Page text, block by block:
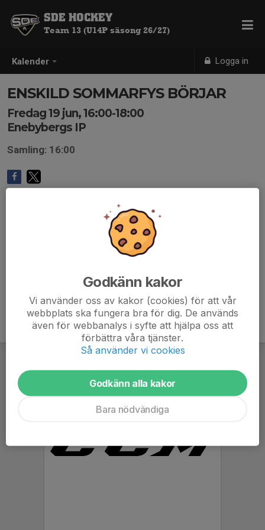
Kalender Logga in
SDE HOCKEY
Team 13 (U14P säsong 26/27)
ENSKILD SOMMARFYS BÖRJAR
Fredag 19 jun, 16:00-18:00
Enebybergs IP
Samling: 16:00
Godkänn kakor
Vi använder oss av kakor (cookies) för att vår
webbplats ska fungera bra för dig. De används
även för webbanalys i syfte att hjälpa oss att
förbättra våra tjänster.
Så använder vi cookies
Godkänn alla kakor
Bara nödvändiga